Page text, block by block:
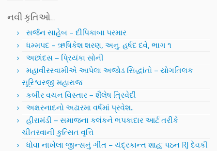
નવી કૃતિઓ…
સર્જન સાહેબ – દીપિકાબા પરમાર
ધમ્મપદ – ઋષિકેશ શરણ, અનુ. હર્ષદ દવે, ભાગ ૧
અછાંદસ – પ્રિયંકા સોની
મહાવીરસ્વામીએ આપેલા અજોડ સિદ્ધાંતો – યોગતિલક
સૂરિશ્વરજી મહારાજ
કબીર વચન વિસ્તાર – શૈલેષ ત્રિવેદી
અક્ષરનાદનો અઢારમા વર્ષમાં પ્રવેશ..
હીરામંડી – સમાજના કલંકને ભપકાદાર આર્ટ તરીકે
ચીતરવાની કુત્સિત વૃત્તિ
ધોવા નાખેલા જીન્સનું ગીત – ચંદ્રકાન્ત શાહ; પઠન RJ દેવકી